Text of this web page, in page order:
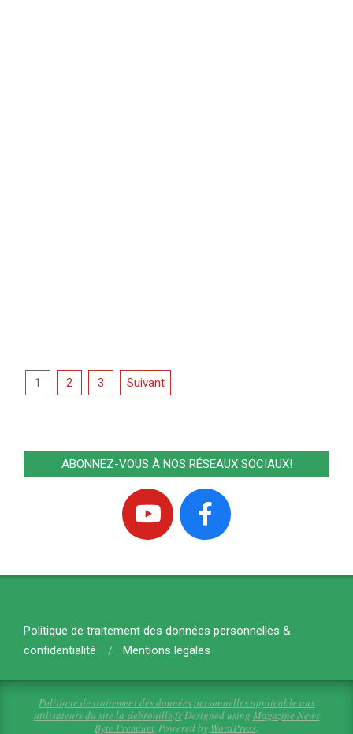
Pagination
1 2 3 Suivant
ABONNEZ-VOUS À NOS RÉSEAUX SOCIAUX!
Politique de traitement des données personnelles &
confidentialité
Mentions légales
Politique de traitement des données personnelles applicable aux
utilisateurs du site la-debrouille.frDesigned using Magazine News
Byte Premium. Powered by WordPress.